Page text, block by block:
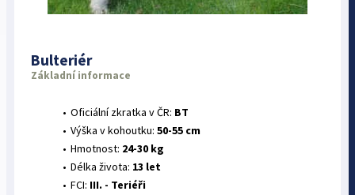
Bulteriér
Základní informace
Oficiální zkratka v ČR: BT
Výška v kohoutku: 50-55 cm
Hmotnost: 24-30 kg
Délka života: 13 let
FCI: III. - Teriéři